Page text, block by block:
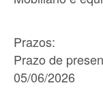
Prazos:
Prazo de
05/06/2026